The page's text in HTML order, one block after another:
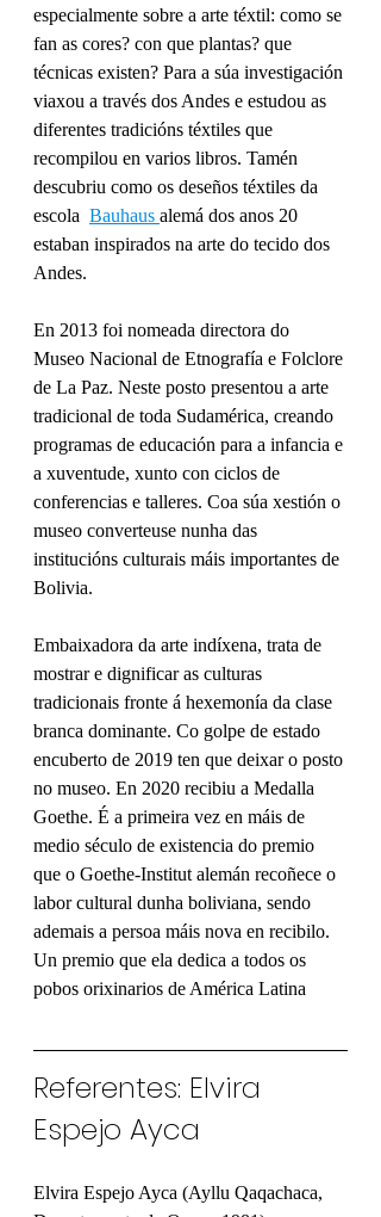
especialmente sobre a arte téxtil: como se
fan as cores? con que plantas? que
técnicas existen? Para a súa investigación
viaxou a través dos Andes e estudou as
diferentes tradicións téxtiles que
recompilou en varios libros. Tamén
descubriu como os deseños téxtiles da
escola Bauhaus alemá dos anos 20
estaban inspirados na arte do tecido dos
Andes.
En 2013 foi nomeada directora do
Museo Nacional de Etnografía e Folclore
de La Paz. Neste posto presentou a arte
tradicional de toda Sudamérica, creando
programas de educación para a infancia e
a xuventude, xunto con ciclos de
conferencias e talleres. Coa súa xestión o
museo converteuse nunha das
institucións culturais máis importantes de
Bolivia.
Embaixadora da arte indíxena, trata de
mostrar e dignificar as culturas
tradicionais fronte á hexemonía da clase
branca dominante. Co golpe de estado
encuberto de 2019 ten que deixar o posto
no museo. En 2020 recibiu a Medalla
Goethe. É a primeira vez en máis de
medio século de existencia do premio
que o Goethe-Institut alemán recoñece o
labor cultural dunha boliviana, sendo
ademais a persoa máis nova en recibilo.
Un premio que ela dedica a todos os
pobos orixinarios de América Latina
Referentes: Elvira
Espejo Ayca
Elvira Espejo Ayca (Ayllu Qaqachaca,